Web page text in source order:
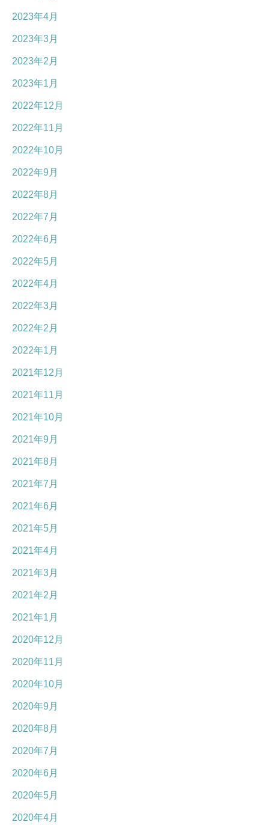
2023年4月
2023年3月
2023年2月
2023年1月
2022年12月
2022年11月
2022年10月
2022年9月
2022年8月
2022年7月
2022年6月
2022年5月
2022年4月
2022年3月
2022年2月
2022年1月
2021年12月
2021年11月
2021年10月
2021年9月
2021年8月
2021年7月
2021年6月
2021年5月
2021年4月
2021年3月
2021年2月
2021年1月
2020年12月
2020年11月
2020年10月
2020年9月
2020年8月
2020年7月
2020年6月
2020年5月
2020年4月